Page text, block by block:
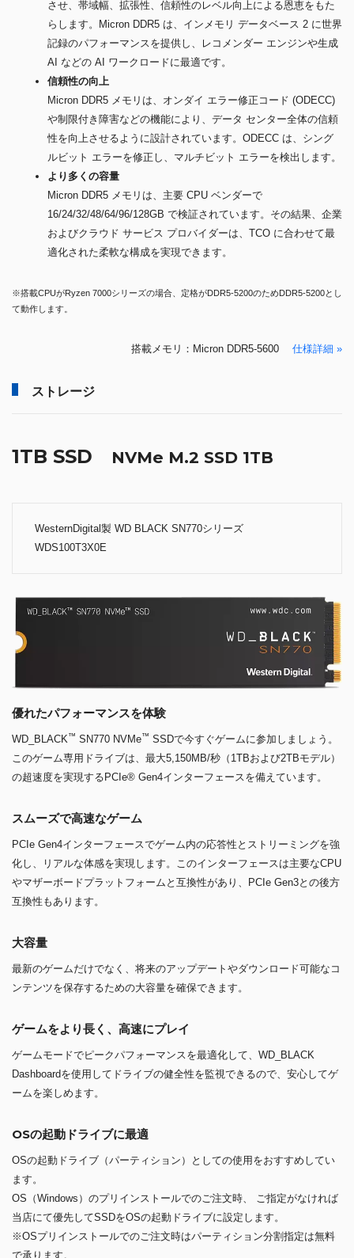
させ、帯域幅、拡張性、信頼性のレベル向上による恩恵をもた
らします。Micron DDR5 は、インメモリ データベース 2 に世界
記録のパフォーマンスを提供し、レコメンダー エンジンや生成
AI などの AI ワークロードに最適です。
信頼性の向上
Micron DDR5 メモリは、オンダイ エラー修正コード (ODECC)
や制限付き障害などの機能により、データ センター全体の信頼
性を向上させるように設計されています。ODECC は、シング
ルビット エラーを修正し、マルチビット エラーを検出します。
より多くの容量
Micron DDR5 メモリは、主要 CPU ベンダーで
16/24/32/48/64/96/128GB で検証されています。その結果、企業
およびクラウド サービス プロバイダーは、TCO に合わせて最
適化された柔軟な構成を実現できます。
※搭載CPUがRyzen 7000シリーズの場合、定格がDDR5-5200のためDDR5-5200とし
て動作します。
搭載メモリ：Micron DDR5-5600 仕様詳細 »
ストレージ
1TB SSD NVMe M.2 SSD 1TB
WesternDigital製 WD BLACK SN770シリーズ
WDS100T3X0E
優れたパフォーマンスを体験
WD_BLACK™ SN770 NVMe™ SSDで今すぐゲームに参加しましょう。
このゲーム専用ドライブは、最大5,150MB/秒（1TBおよび2TBモデル）
の超速度を実現するPCIe® Gen4インターフェースを備えています。
スムーズで高速なゲーム
PCIe Gen4インターフェースでゲーム内の応答性とストリーミングを強
化し、リアルな体感を実現します。このインターフェースは主要なCPU
やマザーボードプラットフォームと互換性があり、PCIe Gen3との後方
互換性もあります。
大容量
最新のゲームだけでなく、将来のアップデートやダウンロード可能なコ
ンテンツを保存するための大容量を確保できます。
ゲームをより長く、高速にプレイ
ゲームモードでピークパフォーマンスを最適化して、WD_BLACK
Dashboardを使用してドライブの健全性を監視できるので、安心してゲ
ームを楽しめます。
OSの起動ドライブに最適
OSの起動ドライブ（パーティション）としての使用をおすすめしてい
ます。
OS（Windows）のプリインストールでのご注文時、 ご指定がなければ
当店にて優先してSSDをOSの起動ドライブに設定します。
※OSプリインストールでのご注文時はパーティション分割指定は無料
で承ります。